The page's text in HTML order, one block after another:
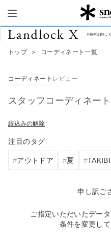
トップ ＞ コーディネート一覧
コーディネート レビュー
スタッフコーディネート
絞込みの解除
注目のタグ
アウトドア 夏
申し訳ご
ご指定いただいたデー
条件を変更して